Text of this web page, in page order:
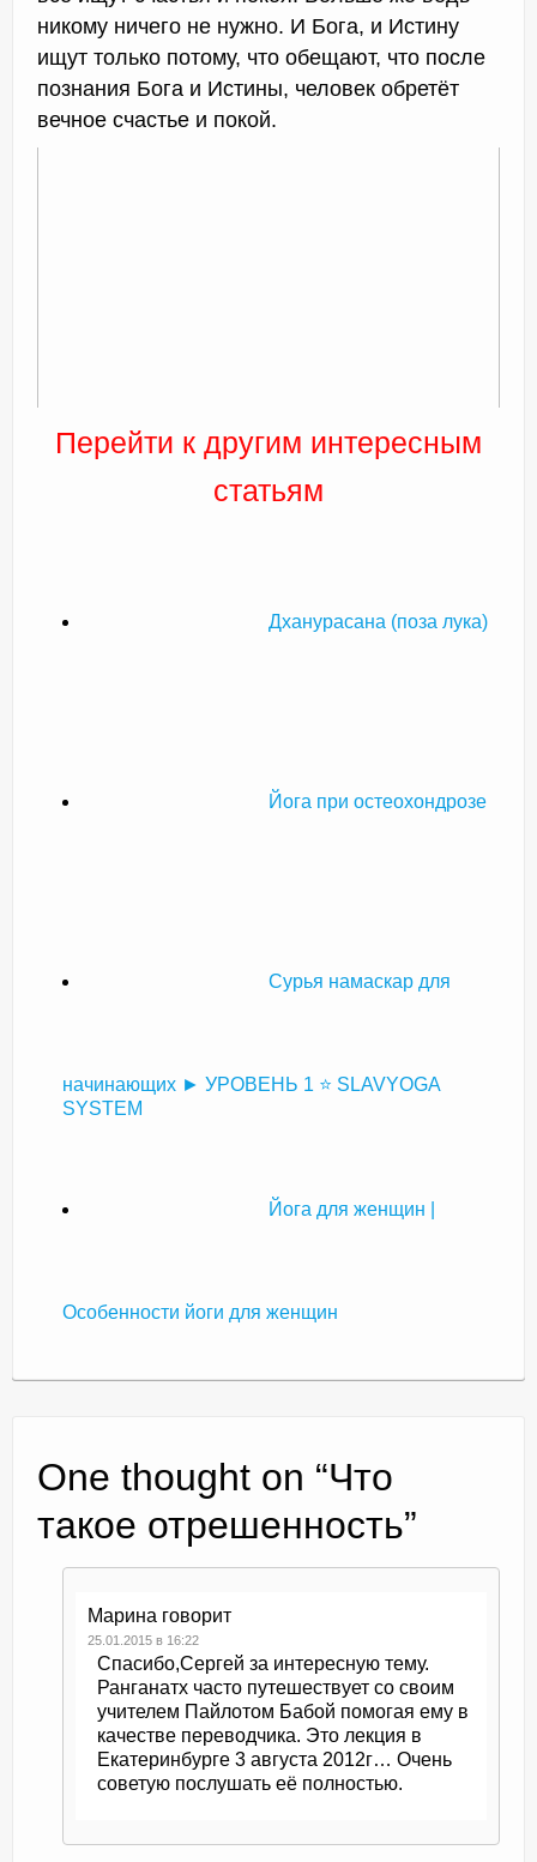
никому ничего не нужно. И Бога, и Истину
ищут только потому, что обещают, что после
познания Бога и Истины, человек обретёт
вечное счастье и покой.
Перейти к другим интересным
статьям
Дханурасана (поза лука)
Йога при остеохондрозе
Сурья намаскар для
начинающих ► УРОВЕНЬ 1 ⭐ SLAVYOGA
SYSTEM
Йога для женщин |
Особенности йоги для женщин
One thought on “Что
такое отрешенность”
Марина говорит
25.01.2015 в 16:22
Спасибо,Сергей за интересную тему.
Ранганатх часто путешествует со своим
учителем Пайлотом Бабой помогая ему в
качестве переводчика. Это лекция в
Екатеринбурге 3 августа 2012г… Очень
советую послушать её полностью.